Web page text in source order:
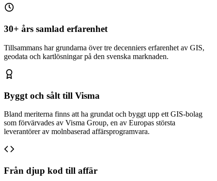
30+ års samlad erfarenhet
Tillsammans har grundarna över tre decenniers erfarenhet av GIS,
geodata och kartlösningar på den svenska marknaden.
Byggt och sålt till Visma
Bland meriterna finns att ha grundat och byggt upp ett GIS-bolag
som förvärvades av Visma Group, en av Europas största
leverantörer av molnbaserad affärsprogramvara.
Från djup kod till affär